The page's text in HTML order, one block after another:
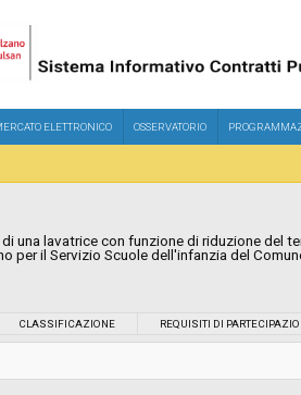
ELETTRONICO OSSERVATORIO
di una lavatrice con funzione di riduzione del
per il Servizio Scuole dell'infanzia del
CLASSIFICAZIONE REQUISITI DI